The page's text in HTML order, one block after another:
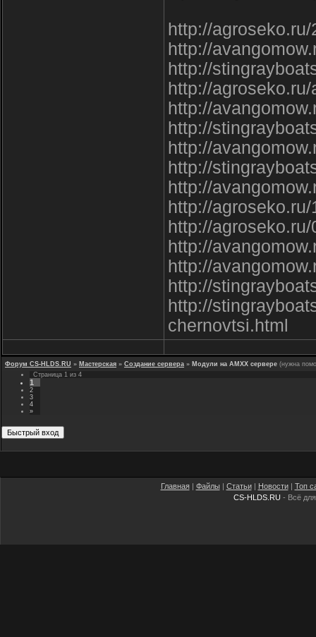
http://
http://
http://
http://
http://
http://
http://
http://
http://
http://
http://
http://
http://
http://
http://
chernovtsi.html
Форум CS-HLDS.RU » Мастерская » Создание сервера » Модули на AMXX сервере (нужна
Страница 1 из 4
1
2
3
4
»
Главная| Файлы | Статьи| Новости| Топ
CS-HLDS.RU - Всё